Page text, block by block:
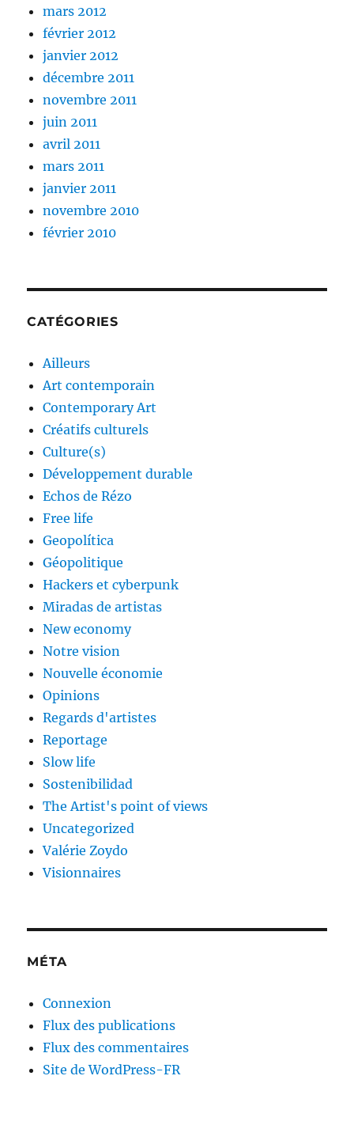
mars 2012
février 2012
janvier 2012
décembre 2011
novembre 2011
juin 2011
avril 2011
mars 2011
janvier 2011
novembre 2010
février 2010
CATÉGORIES
Ailleurs
Art contemporain
Contemporary Art
Créatifs culturels
Culture(s)
Développement durable
Echos de Rézo
Free life
Geopolítica
Géopolitique
Hackers et cyberpunk
Miradas de artistas
New economy
Notre vision
Nouvelle économie
Opinions
Regards d'artistes
Reportage
Slow life
Sostenibilidad
The Artist's point of views
Uncategorized
Valérie Zoydo
Visionnaires
MÉTA
Connexion
Flux des publications
Flux des commentaires
Site de WordPress-FR